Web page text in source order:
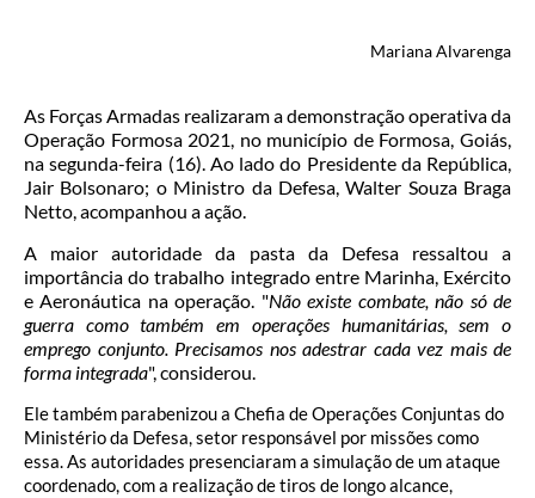
Mariana Alvarenga
As Forças Armadas realizaram a demonstração operativa da
Operação Formosa 2021, no município de Formosa, Goiás,
na segunda-feira (16). Ao lado do Presidente da República,
Jair Bolsonaro; o Ministro da Defesa, Walter Souza Braga
Netto, acompanhou a ação.
A maior autoridade da pasta da Defesa ressaltou a
importância do trabalho integrado entre Marinha, Exército
e Aeronáutica na operação. "Não existe combate, não só de
guerra como também em operações humanitárias, sem o
emprego conjunto. Precisamos nos adestrar cada vez mais de
forma integrada", considerou.
Ele também parabenizou a Chefia de Operações Conjuntas do
Ministério da Defesa, setor responsável por missões como
essa. As autoridades presenciaram a simulação de um ataque
coordenado, com a realização de tiros de longo alcance,